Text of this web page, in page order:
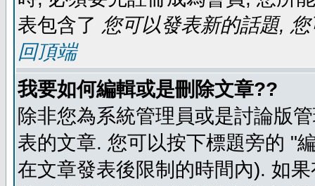
表包含了 您可以發表新的話題,
回頂端
我要如何編輯或是刪除文章??
除非您為系統管理員或是討論版
表的文章. 您可以按下標題旁的 "
在文章發表後限制的時間內). 如